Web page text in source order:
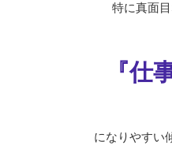
特に真面目
『仕
になりやすい